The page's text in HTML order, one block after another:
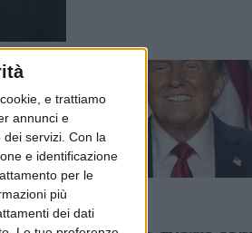
e trattiamo
annunci e
servizi. Con la
e identificazione
per le
più
dei dati
NOVEMBRE 2024